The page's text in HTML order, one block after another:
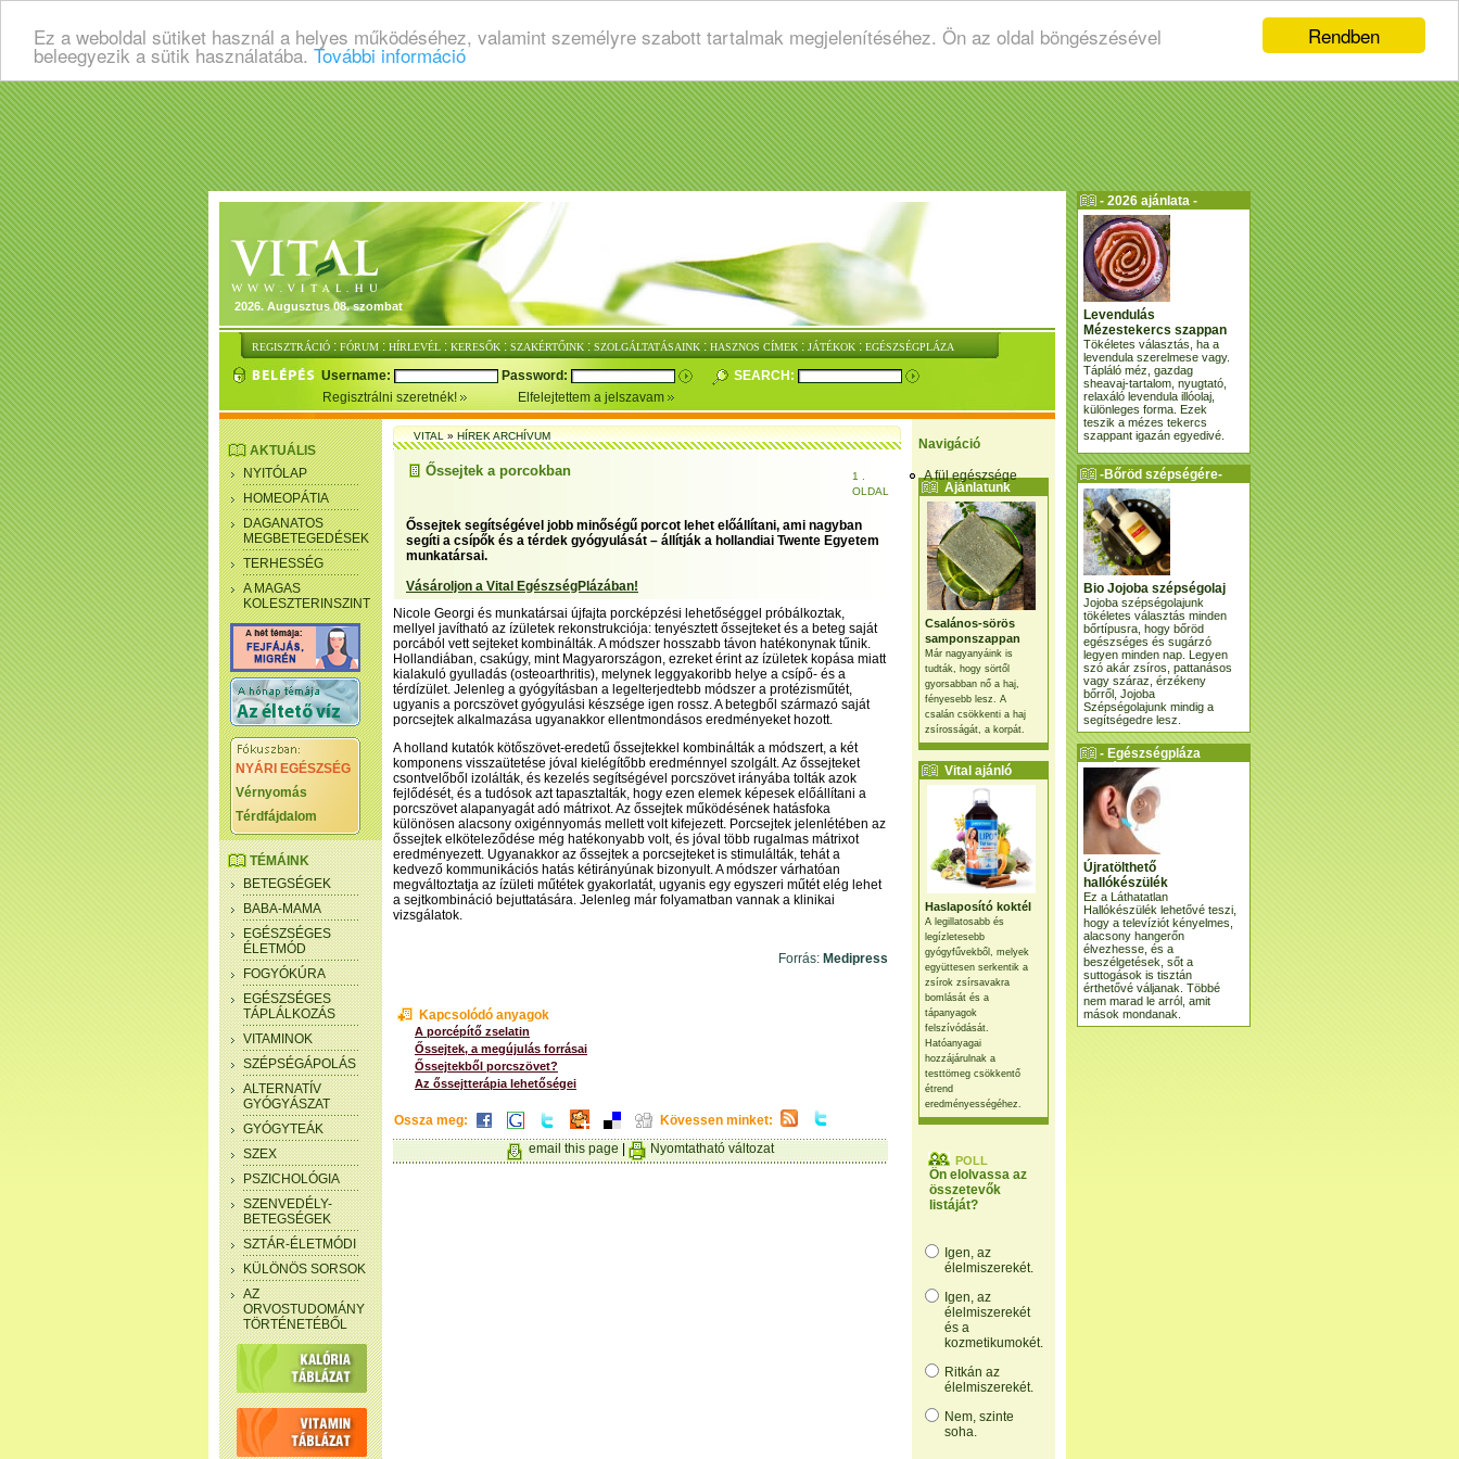
Rendben
Ez a weboldal sütiket használ a helyes működéséhez, valamint személyre szabott tartalmak megjelenítéséhez. Ön az oldal böngészésével
beleegyezik a sütik használatába. További információ
2026. Augusztus 08. szombat
REGISZTRÁCIÓ : FÓRUM : HÍRLEVÉL : KERESŐK : SZAKÉRTŐINK : SZOLGÁLTATÁSAINK : HASZNOS CÍMEK : JÁTÉKOK : EGÉSZSÉGPLÁZA
Username: Password:
SEARCH:
Regisztrálni szeretnék!
Elfelejtettem a jelszavam
Navigáció
A fül egészsége
Ajánlatunk
Csalános-sörös
samponszappan
Már nagyanyáink is
tudták, hogy sörtől
gyorsabban nő a haj,
fényesebb lesz. A
csalán csökkenti a haj
zsírosságát, a korpát.
Vital ajánló
Haslaposító koktél
A legillatosabb és
legízletesebb
gyógyfűvekből, melyek
együttesen serkentik a
zsírok zsírsavakra
bomlását és a
tápanyagok
felszívódását.
Hatóanyagai
hozzájárulnak a
testtömeg csökkentő
étrend
eredményességéhez.
POLL
Ön elolvassa az
összetevők
listáját?
Igen, az
élelmiszerekét.
Igen, az
élelmiszerekét
és a
kozmetikumokét.
Ritkán az
élelmiszerekét.
Nem, szinte
soha.
AKTUÁLIS
NYITÓLAP
HOMEOPÁTIA
DAGANATOS
MEGBETEGEDÉSEK
TERHESSÉG
A MAGAS
KOLESZTERINSZINT
NYÁRI EGÉSZSÉG
Vérnyomás
Térdfájdalom
TÉMÁINK
BETEGSÉGEK
BABA-MAMA
EGÉSZSÉGES
ÉLETMÓD
FOGYÓKÚRA
EGÉSZSÉGES
TÁPLÁLKOZÁS
VITAMINOK
SZÉPSÉGÁPOLÁS
ALTERNATÍV
GYÓGYÁSZAT
GYÓGYTEÁK
SZEX
PSZICHOLÓGIA
SZENVEDÉLY-
BETEGSÉGEK
SZTÁR-ÉLETMÓDI
KÜLÖNÖS SORSOK
AZ
ORVOSTUDOMÁNY
TÖRTÉNETÉBŐL
VITAL»HÍREK ARCHÍVUM
Őssejtek a porcokban
1 .
OLDAL
Őssejtek segítségével jobb minőségű porcot lehet előállítani, ami nagyban
segíti a csípők és a térdek gyógyulását – állítják a hollandiai Twente Egyetem
munkatársai.
Vásároljon a Vital EgészségPlázában!
Nicole Georgi és munkatársai újfajta porcképzési lehetőséggel próbálkoztak,
mellyel javítható az ízületek rekonstrukciója: tenyésztett őssejteket és a beteg saját
porcából vett sejteket kombinálták. A módszer hosszabb távon hatékonynak tűnik.
Hollandiában, csakúgy, mint Magyarországon, ezreket érint az ízületek kopása miatt
kialakuló gyulladás (osteoarthritis), melynek leggyakoribb helye a csípő- és a
térdízület. Jelenleg a gyógyításban a legelterjedtebb módszer a protézisműtét,
ugyanis a porcszövet gyógyulási készsége igen rossz. A betegből származó saját
porcsejtek alkalmazása ugyanakkor ellentmondásos eredményeket hozott.
A holland kutatók kötőszövet-eredetű őssejtekkel kombinálták a módszert, a két
komponens visszaütetése jóval kielégítőbb eredménnyel szolgált. Az őssejteket
csontvelőből izolálták, és kezelés segítségével porcszövet irányába tolták azok
fejlődését, és a tudósok azt tapasztalták, hogy ezen elemek képesek előállítani a
porcszövet alapanyagát adó mátrixot. Az őssejtek működésének hatásfoka
különösen alacsony oxigénnyomás mellett volt kifejezett. Porcsejtek jelenlétében az
őssejtek elköteleződése még hatékonyabb volt, és jóval több rugalmas mátrixot
eredményezett. Ugyanakkor az őssejtek a porcsejteket is stimulálták, tehát a
kedvező kommunikációs hatás kétirányúnak bizonyult. A módszer várhatóan
megváltoztatja az ízületi műtétek gyakorlatát, ugyanis egy egyszeri műtét elég lehet
a sejtkombináció bejuttatására. Jelenleg már folyamatban vannak a klinikai
vizsgálatok.
Forrás: Medipress
Kapcsolódó anyagok
A porcépítő zselatin
Őssejtek, a megújulás forrásai
Őssejtekből porcszövet?
Az őssejtterápia lehetőségei
Ossza meg:
Kövessen minket:
email this page
Nyomtatható változat
- 2026 ajánlata -
Levendulás
Mézestekercs szappan
Tökéletes választás, ha a
levendula szerelmese vagy.
Tápláló méz, gazdag
sheavaj-tartalom, nyugtató,
relaxáló levendula illóolaj,
különleges forma. Ezek
teszik a mézes tekercs
szappant igazán egyedivé.
-Bőröd szépségére-
Bio Jojoba szépségolaj
Jojoba szépségolajunk
tökéletes választás minden
bőrtípusra, hogy bőröd
egészséges és sugárzó
legyen minden nap. Legyen
szó akár zsíros, pattanásos
vagy száraz, érzékeny
bőrről, Jojoba
Szépségolajunk mindig a
segítségedre lesz.
- Egészségpláza
ajánlatunk -
Újratölthető
hallókészülék
Ez a Láthatatlan
Hallókészülék lehetővé teszi,
hogy a televíziót kényelmes,
alacsony hangerőn
élvezhesse, és a
beszélgetések, sőt a
suttogások is tisztán
érthetővé váljanak. Többé
nem marad le arról, amit
mások mondanak.